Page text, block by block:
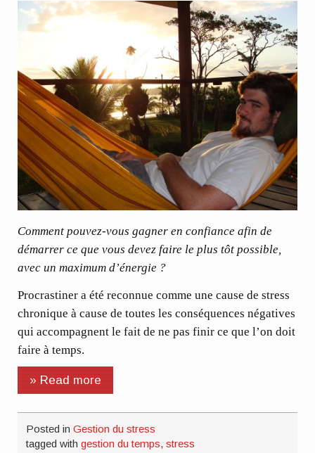
Comment pouvez-vous gagner en confiance afin de
démarrer ce que vous devez faire le plus tôt possible,
avec un maximum d’énergie ?
Procrastiner a été reconnue comme une cause de stress
chronique à cause de toutes les conséquences négatives
qui accompagnent le fait de ne pas finir ce que l’on doit
faire à temps.
» Read more
Posted inGestion du stress
tagged withgestion du temps,stress